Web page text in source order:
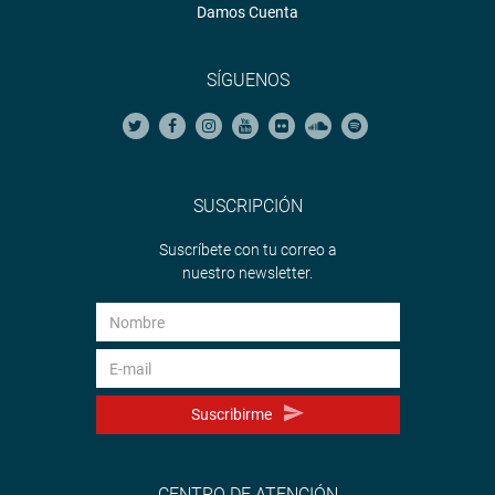
INDECOPI EN AEROPUERTO JORGE CHÁVEZ
concesionaria que opera el Aeropuerto Jorge Chávez,
Indecopi podrá acceder a la zona restringida de embarque
reclamos y quejas de los consumidores.
Indicó que su grupo de trabajo realizó tres foros, el
primero fue I Foro Internacional “Modernización y
coorganizado con la Universidad Pacífico. El segundo
Damos Cuenta
SÍGUENOS
SUSCRIPCIÓN
Suscríbete con tu correo a
nuestro newsletter.
Suscribirme